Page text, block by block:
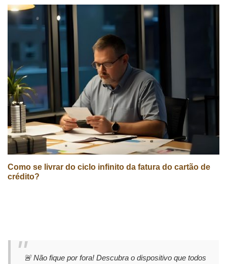
Como se livrar do ciclo infinito da fatura do cartão de
crédito?
🚨 Não fique por fora! Descubra o dispositivo que todos